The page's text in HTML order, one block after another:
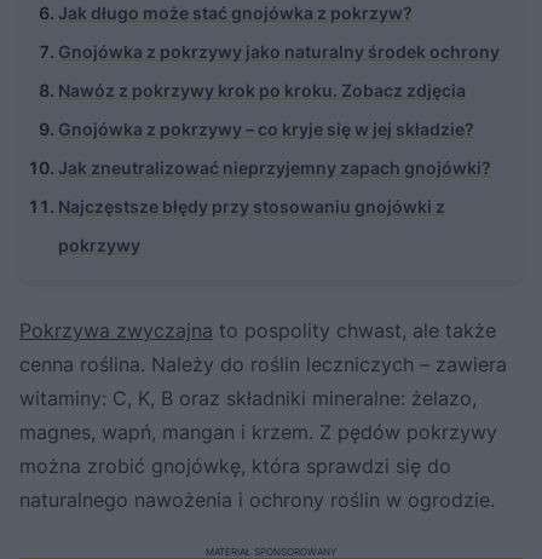
Jak długo może stać gnojówka z pokrzyw?
Gnojówka z pokrzywy jako naturalny środek ochrony
Nawóz z pokrzywy krok po kroku. Zobacz zdjęcia
Gnojówka z pokrzywy – co kryje się w jej składzie?
Jak zneutralizować nieprzyjemny zapach gnojówki?
Najczęstsze błędy przy stosowaniu gnojówki z
pokrzywy
Pokrzywa zwyczajna to pospolity chwast, ale także
cenna roślina. Należy do roślin leczniczych – zawiera
witaminy: C, K, B oraz składniki mineralne: żelazo,
magnes, wapń, mangan i krzem. Z pędów pokrzywy
można zrobić gnojówkę, która sprawdzi się do
naturalnego nawożenia i ochrony roślin w ogrodzie.
MATERIAŁ SPONSOROWANY